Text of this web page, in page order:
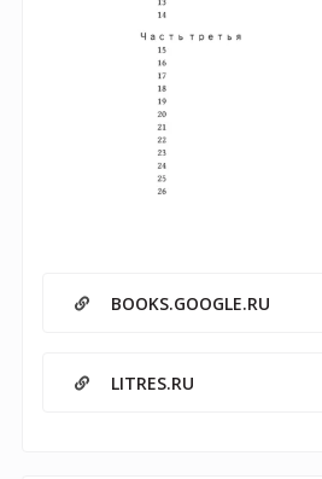
BOOKS.GOOGLE.RU
LITRES.RU